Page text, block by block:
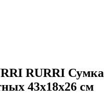
RURRI Сумка
43х18х26 см